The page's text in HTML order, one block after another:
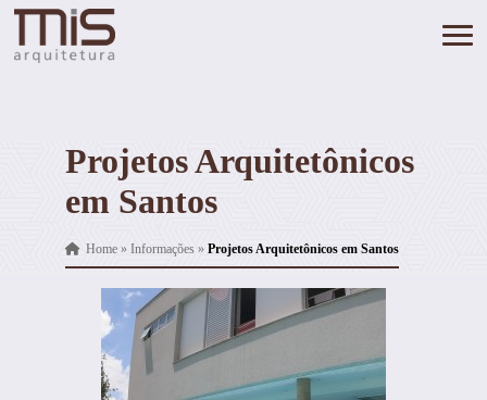
Projetos Arquitetônicos
em Santos
Home» Informações » Projetos Arquitetônicos em Santos